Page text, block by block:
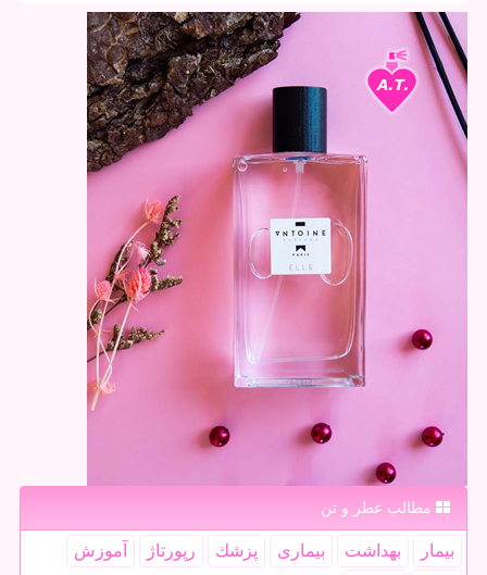
مطالب عطر و تن
بیمار بهداشت بیماری پزشك رپورتاژ آموزش